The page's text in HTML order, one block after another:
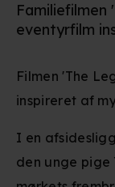
Familiefilmen
eventyrfilm
Filmen 'The
inspireret af
I en
den unge